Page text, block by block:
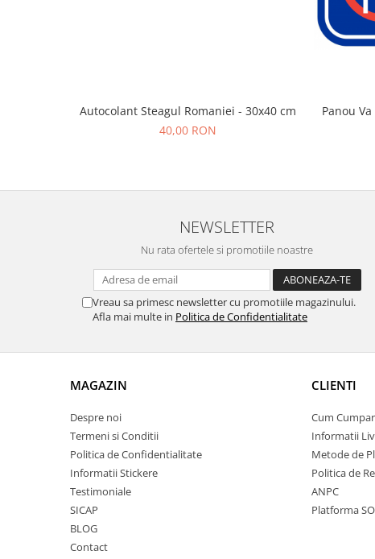
Autocolant Steagul Romaniei - 30x40 cm
40,00 RON
Panou
NEWSLETTER
Nu rata ofertele si promotiile noastre
Vreau sa primesc newsletter cu promotiile magazinului.
Afla mai multe in Politica de Confidentialitate
MAGAZIN
Despre noi
Termeni si Conditii
Politica de Confidentialitate
Informatii Stickere
Testimoniale
SICAP
BLOG
Contact
CLIENTI
Cum Cumpar
Informatii
Metode de
Politica de
ANPC
Platforma